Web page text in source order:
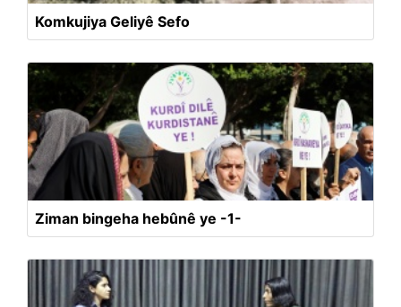
Komkujiya Geliyê Sefo
Ziman bingeha hebûnê ye -1-